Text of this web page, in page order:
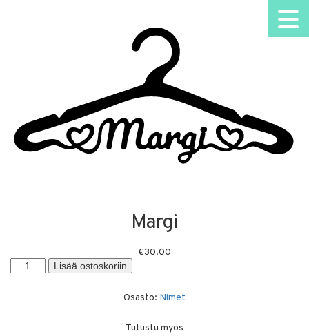
Margi
€30.00
Margi
määrä
Lisää ostoskoriin
Osasto: Nimet
Tutustu myös